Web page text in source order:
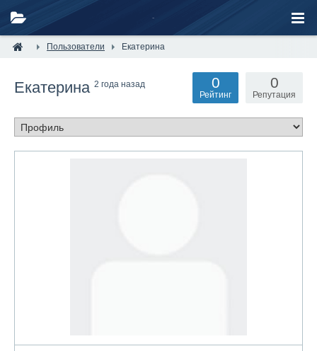
Пользователи Екатерина
Екатерина 2 года назад 0
Репутация
0
Рейтинг